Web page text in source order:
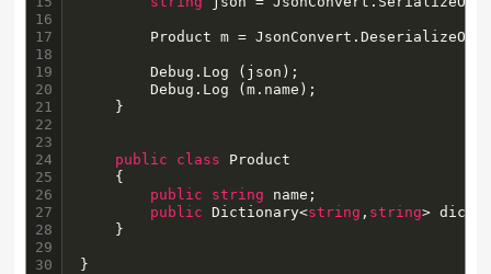
16
17
18
19
20
21
22
23
24
25
26
27
28
29
30
		Debug.Log (json);
		Debug.Log (m.name);
public class Product
public
string name;
public Dictionary<string , string> dic=
}